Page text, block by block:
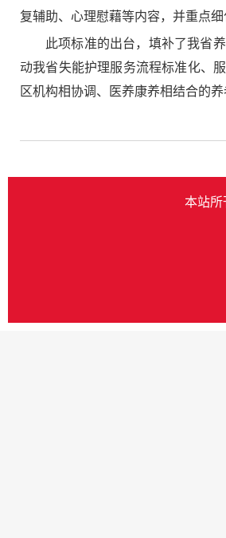
复辅助、心理慰藉等内容，并重点
此项标准的出台，填补了我省
动我省失能护理服务流程标准化、
区机构相协调、医养康养相结合的养
本站所